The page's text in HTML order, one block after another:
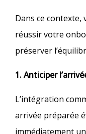
Dans ce contexte,
réussir votre
préserver
1. Anticiper
L’intégration
arrivée préparée
immédiatement